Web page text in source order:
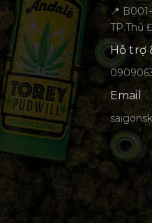
📍
TP.Thủ
Hỗ trợ
Email